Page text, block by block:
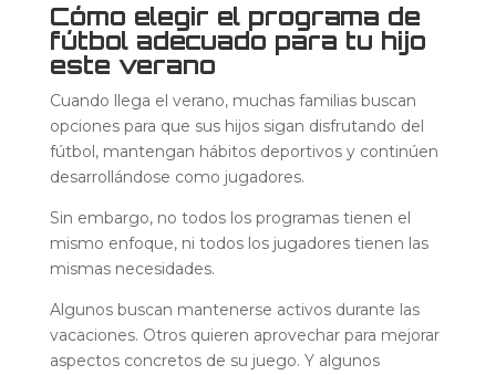
Cómo elegir el programa de
fútbol adecuado para tu hijo
este verano
Cuando llega el verano, muchas familias buscan
opciones para que sus hijos sigan disfrutando del
fútbol, mantengan hábitos deportivos y continúen
desarrollándose como jugadores.
Sin embargo, no todos los programas tienen el
mismo enfoque, ni todos los jugadores tienen las
mismas necesidades.
Algunos buscan mantenerse activos durante las
vacaciones. Otros quieren aprovechar para mejorar
aspectos concretos de su juego. Y algunos